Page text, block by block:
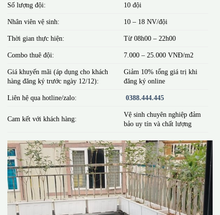
Số lượng đội: 10 đội
Nhân viên vệ sinh: 10 – 18 NV/đội
Thời gian thực hiện: Từ 08h00 – 22h00
Combo thuê đội: 7.000 – 25.000 VNĐ/m2
Giá khuyến mãi (áp dụng cho khách
hàng đăng ký trước ngày 12/12):
Giảm 10% tổng giá trị khi
đăng ký online
Liên hệ qua hotline/zalo: 0388.444.445
Cam kết với khách hàng:
Vệ sinh chuyên nghiệp đảm
bảo uy tín và chất lượng